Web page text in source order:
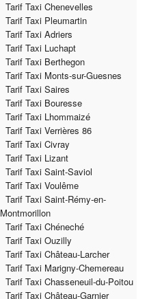
Tarif Taxi Chenevelles
Tarif Taxi Pleumartin
Tarif Taxi Adriers
Tarif Taxi Luchapt
Tarif Taxi Berthegon
Tarif Taxi Monts-sur-Guesnes
Tarif Taxi Saires
Tarif Taxi Bouresse
Tarif Taxi Lhommaizé
Tarif Taxi Verrières 86
Tarif Taxi Civray
Tarif Taxi Lizant
Tarif Taxi Saint-Saviol
Tarif Taxi Voulême
Tarif Taxi Saint-Rémy-en-
Montmorillon
Tarif Taxi Chéneché
Tarif Taxi Ouzilly
Tarif Taxi Château-Larcher
Tarif Taxi Marigny-Chemereau
Tarif Taxi Chasseneuil-du-Poitou
Tarif Taxi Château-Garnier